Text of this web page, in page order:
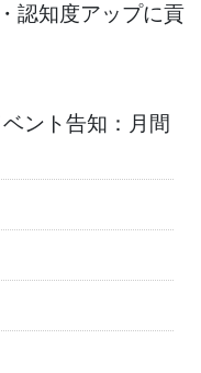
認知度アップに貢
ント告知：月間